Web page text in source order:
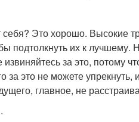
себя? Это хорошо. Высокие
подтолкнуть их к
за это, потому
за это не можете
главное, не